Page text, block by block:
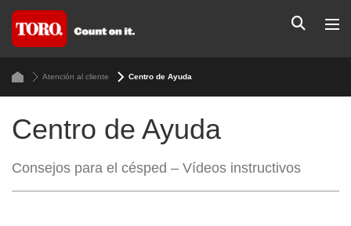
Atención al cliente Centro de Ayuda
Centro de Ayuda
Consejos para el césped – Vídeos instructivos